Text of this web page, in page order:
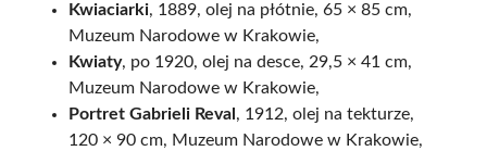
Kwiaciarki, 1889, olej na płótnie, 65 × 85 cm,
Muzeum Narodowe w Krakowie,
Kwiaty, po 1920, olej na desce, 29,5 × 41 cm,
Muzeum Narodowe w Krakowie,
Portret Gabrieli Reval , 1912, olej na tekturze,
120 × 90 cm, Muzeum Narodowe w Krakowie,